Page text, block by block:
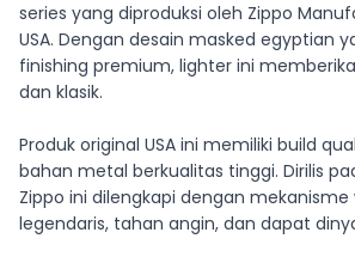
series yang diproduksi oleh Zippo
USA. Dengan desain masked egyptian
finishing premium, lighter ini
dan klasik.
Produk original USA ini memiliki build
bahan metal berkualitas tinggi. Dirilis
Zippo ini dilengkapi dengan
legendaris, tahan angin, dan dapat